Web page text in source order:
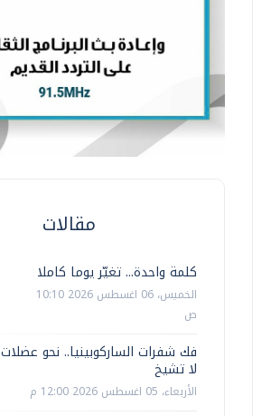
مقالات
كلمة واحدة... تغيّر يوما كاملا
الخميس، 06 اغسطس 2026 10:10
ص
فك شفرات الساركوبينيا.. نحو عضلات
لا تشيخ
الأربعاء، 05 اغسطس 2026 12:00 م